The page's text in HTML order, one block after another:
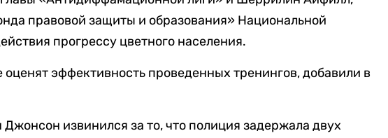
правовой защиты и образования» Национальной
прогрессу цветного населения.
эффективность проведенных тренингов, добавили в
Джонсон извинился за то, что полиция задержала двух